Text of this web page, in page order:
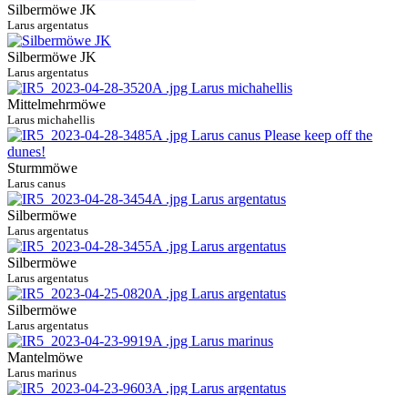
Silbermöwe JK
Larus argentatus
Silbermöwe JK
Larus argentatus
Mittelmehrmöwe
Larus michahellis
Sturmmöwe
Larus canus
Silbermöwe
Larus argentatus
Silbermöwe
Larus argentatus
Silbermöwe
Larus argentatus
Mantelmöwe
Larus marinus